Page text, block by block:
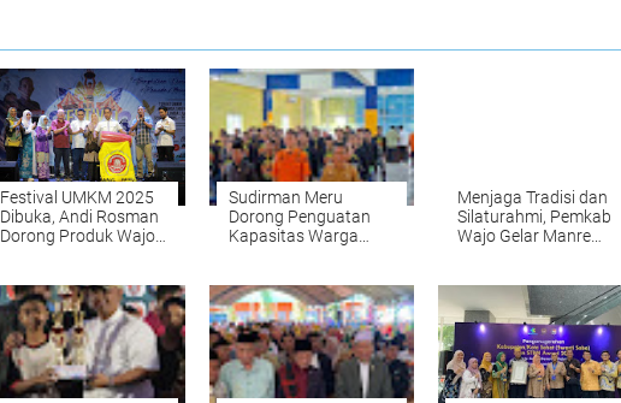
Festival UMKM 2025
Dibuka, Andi Rosman
Dorong Produk Wajo
Sudirman Meru
Dorong Penguatan
Kapasitas Warga
Menjaga Tradisi dan
Silaturahmi, Pemkab
Wajo Gelar Manre